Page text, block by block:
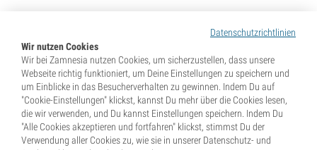
Datenschutzrichtlinien
Wir nutzen Cookies
Wir bei Zamnesia nutzen Cookies, um sicherzustellen, dass unsere
Webseite richtig funktioniert, um Deine Einstellungen zu speichern und
um Einblicke in das Besucherverhalten zu gewinnen. Indem Du auf
"Cookie-Einstellungen" klickst, kannst Du mehr über die Cookies lesen,
die wir verwenden, und Du kannst Einstellungen speichern. Indem Du
"Alle Cookies akzeptieren und fortfahren" klickst, stimmst Du der
Verwendung aller Cookies zu, wie sie in unserer Datenschutz- und